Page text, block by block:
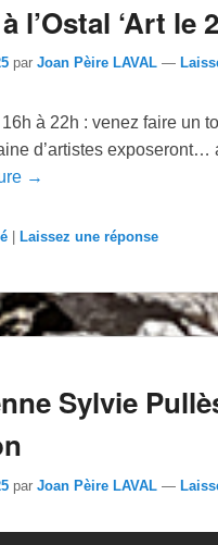
l’Ostal ‘Art le
par Joan Pèire LAVAL —
à 22h : venez faire un
d’artistes exposeront…
→
Laissez une réponse
Sylvie
par Joan Pèire LAVAL —